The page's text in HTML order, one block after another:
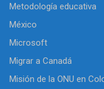
Metodología educativa
México
Microsoft
Migrar a Canadá
Misión de la ONU en